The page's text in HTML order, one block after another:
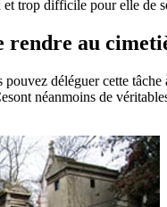
trop difficile pour elle
au
déléguer cette
néanmoins de